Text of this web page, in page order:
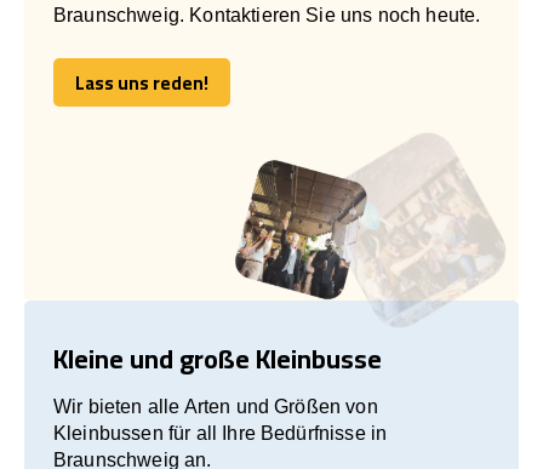
Braunschweig. Kontaktieren Sie uns noch heute.
Lass uns reden!
Lass uns reden!
Kleine und große Kleinbusse
Wir bieten alle Arten und Größen von
Kleinbussen für all Ihre Bedürfnisse in
Braunschweig an.